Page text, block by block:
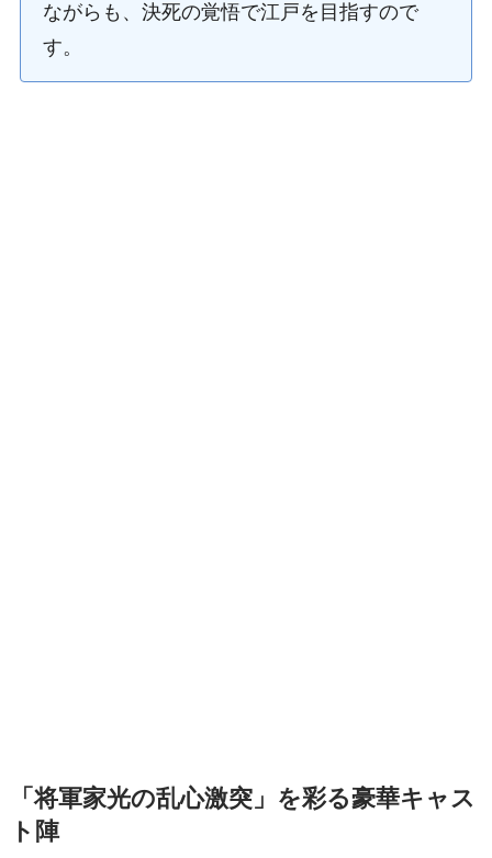
ながらも、決死の覚悟で江戸を目指すので
す。
「将軍家光の乱心激突」を彩る豪華キャス
ト陣